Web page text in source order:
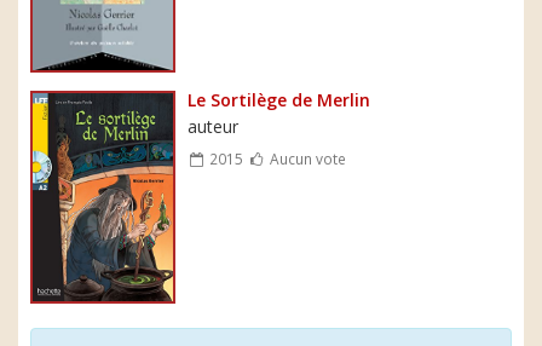
Le Sortilège de Merlin
auteur
2015 Aucun vote